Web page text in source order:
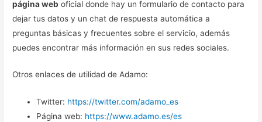
página web oficial donde hay un formulario de contacto para
dejar tus datos y un chat de respuesta automática a
preguntas básicas y frecuentes sobre el servicio, además
puedes encontrar más información en sus redes sociales.
Otros enlaces de utilidad de Adamo:
Twitter: https://twitter.com/adamo_es
Página web: https://www.adamo.es/es